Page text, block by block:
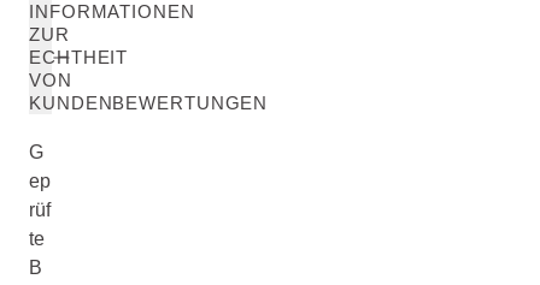
INFORMATIONEN
ZUR
ECHTHEIT
VON
KUNDENBEWERTUNGEN
G
ep
rüf
te
B